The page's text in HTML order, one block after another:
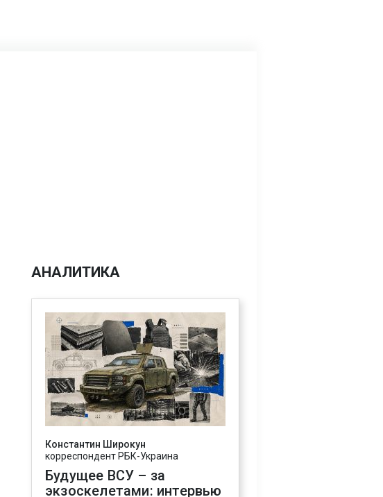
АНАЛИТИКА
Константин Широкун
корреспондент РБК-Украина
Будущее ВСУ – за
экзоскелетами: интервью